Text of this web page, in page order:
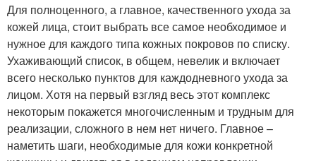
Для полноценного, а главное, качественного ухода за
кожей лица, стоит выбрать все самое необходимое и
нужное для каждого типа кожных покровов по списку.
Ухаживающий список, в общем, невелик и включает
всего несколько пунктов для каждодневного ухода за
лицом. Хотя на первый взгляд весь этот комплекс
некоторым покажется многочисленным и трудным для
реализации, сложного в нем нет ничего. Главное –
наметить шаги, необходимые для кожи конкретной